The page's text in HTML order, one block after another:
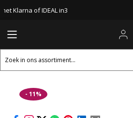
Klarna of IDEAL in3
Zoeken
naar:
- 11%